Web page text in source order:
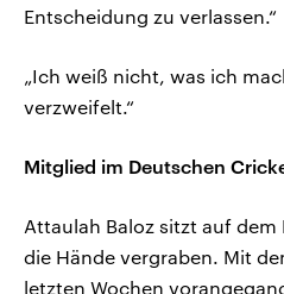
Entscheidung zu verlassen.“
„Ich weiß nicht, was ich
verzweifelt.“
Mitglied im Deutschen
Attaulah Baloz sitzt auf
die Hände vergraben. Mit
letzten Wochen